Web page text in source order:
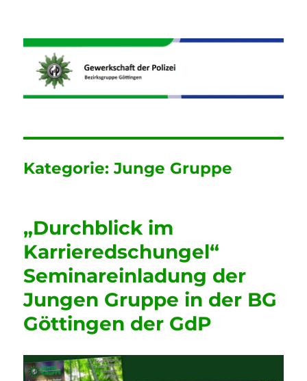
Informationen der GdP
Bezirksgruppe Göttingen
Kategorie:Junge Gruppe
„Durchblick im
Karrieredschungel“
Seminareinladung der
Jungen Gruppe in der BG
Göttingen der GdP